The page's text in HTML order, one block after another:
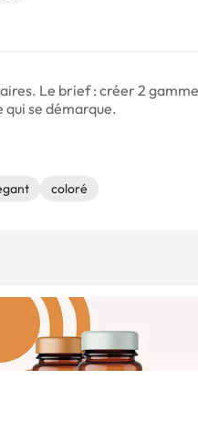
Le brief : créer 2
se démarque.
coloré